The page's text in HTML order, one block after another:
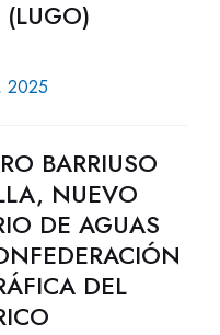
(LUGO)
2025
BARRIUSO
NUEVO
DE AGUAS
DEL